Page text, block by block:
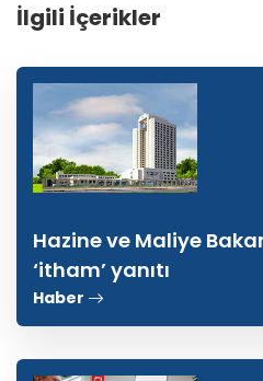
İlgili İçerikler
Hazine ve Maliye
‘itham’ yanıtı
Haber